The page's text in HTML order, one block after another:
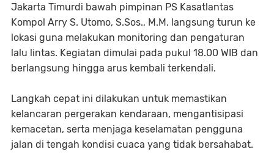
Jakarta Timurdi bawah pimpinan PS Kasatlantas
Kompol Arry S. Utomo, S.Sos., M.M. langsung turun ke
lokasi guna melakukan monitoring dan pengaturan
lalu lintas. Kegiatan dimulai pada pukul 18.00 WIB dan
berlangsung hingga arus kembali terkendali.
Langkah cepat ini dilakukan untuk memastikan
kelancaran pergerakan kendaraan, mengantisipasi
kemacetan, serta menjaga keselamatan pengguna
jalan di tengah kondisi cuaca yang tidak bersahabat.